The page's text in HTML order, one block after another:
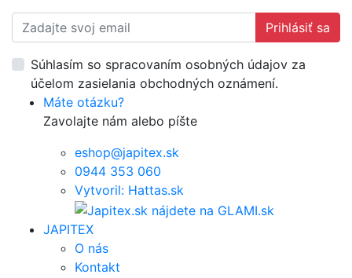
Prihlásiť sa
Súhlasím so spracovaním osobných údajov za
účelom zasielania obchodných oznámení.
Máte otázku?
Zavolajte nám alebo píšte
eshop@japitex.sk
0944 353 060
Vytvoril: Hattas.sk
JAPITEX
O nás
Kontakt